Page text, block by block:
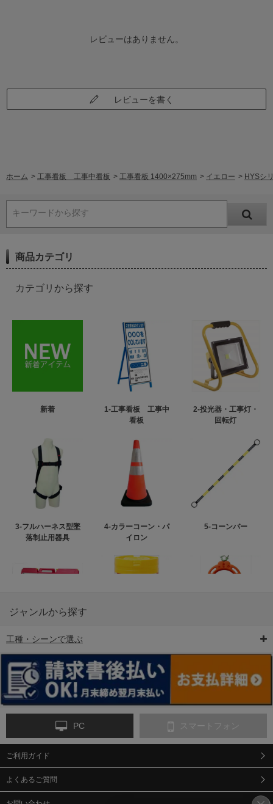
レビューはありません。
レビューを書く
ホーム > 工事看板 工事中看板 > 工事看板 1400×275mm > イエロー > HYSシ
キーワードから探す
商品カテゴリ
カテゴリから探す
新着
1-工事看板 工事中
看板
2-投光器・工事灯・
回転灯
3-フルハーネス型墜
落制止用器具
4-カラーコーン・パ
イロン
5-コーンバー
6-矢印板/LED矢印板
ンス
9-点字マット・タイ
ジャンルから探す
工種・シーンで選ぶ
PC スマートフォン
ご利用ガイド
よくあるご質問